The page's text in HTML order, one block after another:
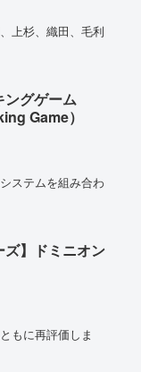
上杉、織田、毛利
ングゲーム
Game）
ステムを組み合わ
ズ】ドミニオン
もに再評価しま